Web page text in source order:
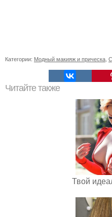
Категории: Модный макияж и прическа
Читайте также
Твой